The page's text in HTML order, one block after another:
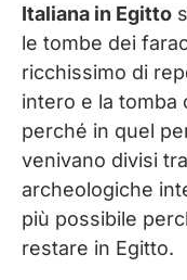
Italiana in Egitto
le tombe dei
ricchissimo di
intero e la tomba
perché in quel
venivano divisi
archeologiche
più possibile
restare in Egitto.